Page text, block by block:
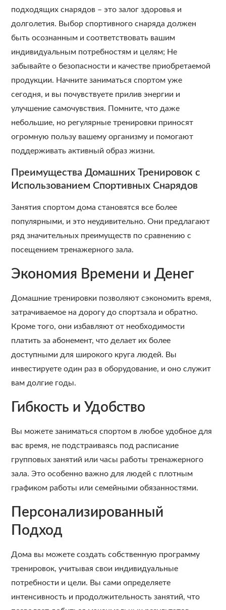
подходящих снарядов – это залог здоровья и
долголетия. Выбор спортивного снаряда должен
быть осознанным и соответствовать вашим
индивидуальным потребностям и целям; Не
забывайте о безопасности и качестве приобретаемой
продукции. Начните заниматься спортом уже
сегодня, и вы почувствуете прилив энергии и
улучшение самочувствия. Помните, что даже
небольшие, но регулярные тренировки приносят
огромную пользу вашему организму и помогают
поддерживать активный образ жизни.
Преимущества Домашних Тренировок с
Использованием Спортивных Снарядов
Занятия спортом дома становятся все более
популярными, и это неудивительно. Они предлагают
ряд значительных преимуществ по сравнению с
посещением тренажерного зала.
Экономия Времени и Денег
Домашние тренировки позволяют сэкономить время,
затрачиваемое на дорогу до спортзала и обратно.
Кроме того, они избавляют от необходимости
платить за абонемент, что делает их более
доступными для широкого круга людей. Вы
инвестируете один раз в оборудование, и оно служит
вам долгие годы.
Гибкость и Удобство
Вы можете заниматься спортом в любое удобное для
вас время, не подстраиваясь под расписание
групповых занятий или часы работы тренажерного
зала. Это особенно важно для людей с плотным
графиком работы или семейными обязанностями.
Персонализированный
Подход
Дома вы можете создать собственную программу
тренировок, учитывая свои индивидуальные
потребности и цели. Вы сами определяете
интенсивность и продолжительность занятий, что